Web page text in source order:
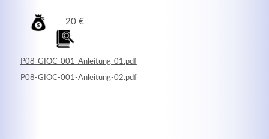
20 €
P08-GIOC-001-Anleitung-01.pdf
P08-GIOC-001-Anleitung-02.pdf
Lorem ipsum dolor sit amet, consectetuer adipiscing
elit. Aenean commodo ligula eget dolor.